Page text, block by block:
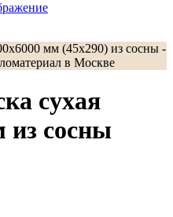
сухая
из сосны